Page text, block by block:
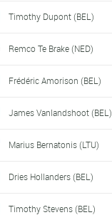
Timothy Dupont (BEL)
Remco Te Brake (NED)
Frédéric Amorison (BEL)
James Vanlandshoot (BEL)
Marius Bernatonis (LTU)
Dries Hollanders (BEL)
Timothy Stevens (BEL)